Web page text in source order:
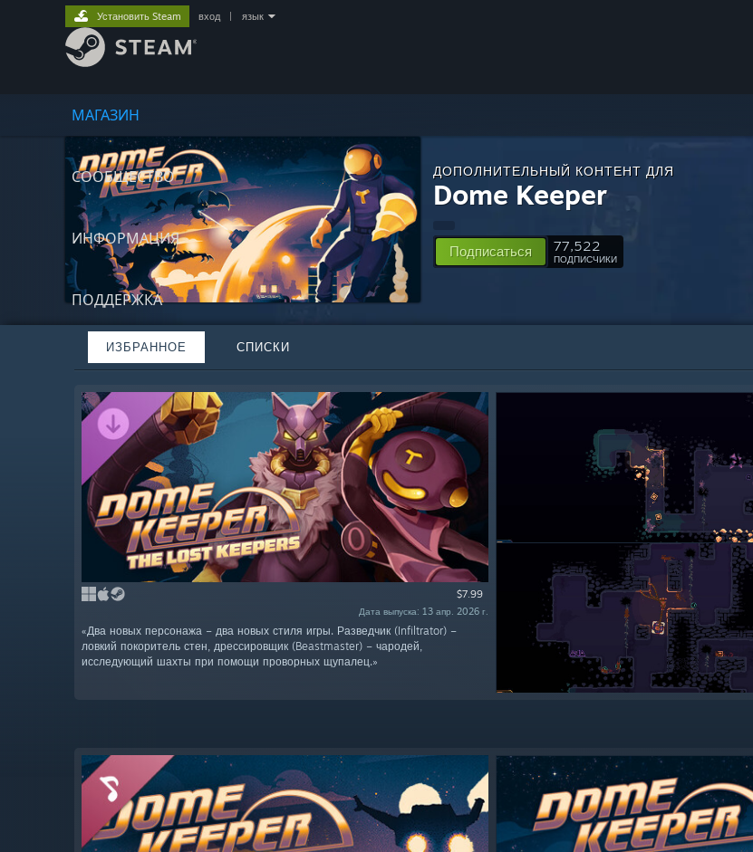
МАГАЗИН
СООБЩЕСТВО
ИНФОРМАЦИЯ
ПОДДЕРЖКА
Установить Steam вход язык
ДОПОЛНИТЕЛЬНЫЙ КОНТЕНТ ДЛЯ
Dome Keeper
Подписаться 77,522
ПОДПИСЧИКИ
ИЗБРАННОЕ СПИСКИ
$7.99
Дата выпуска: 13 апр. 2026 г.
«Два новых персонажа – два новых стиля игры. Разведчик (Infiltrator) –
ловкий покоритель стен, дрессировщик (Beastmaster) – чародей,
исследующий шахты при помощи проворных щупалец.»